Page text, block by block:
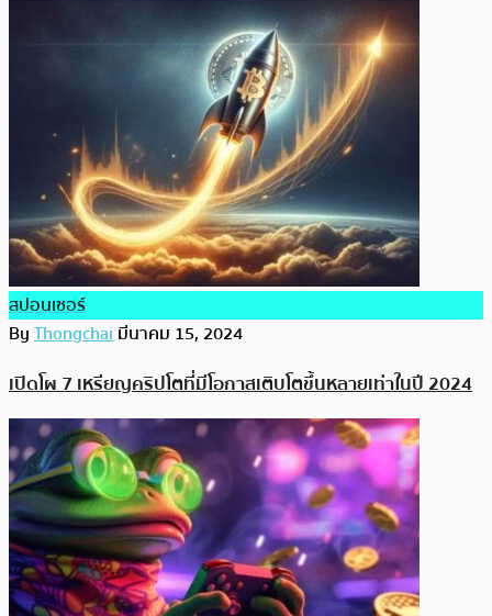
สปอนเซอร์
ByThongchaiมีนาคม 15, 2024
เปิดโผ 7 เหรียญคริปโตที่มีโอกาสเติบโตขึ้นหลายเท่าในปี 2024